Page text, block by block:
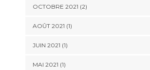
OCTOBRE 2021 (2)
AOÛT 2021 (1)
JUIN 2021 (1)
MAI 2021 (1)